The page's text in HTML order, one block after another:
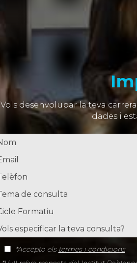
Vols desenvolupar la teva
dades i
*Accepto els termes i condicions